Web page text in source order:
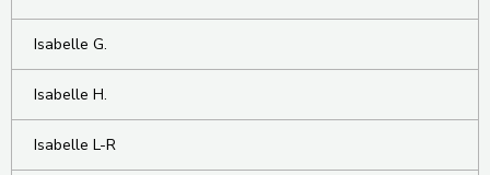
Isabelle G.
Isabelle H.
Isabelle L-R